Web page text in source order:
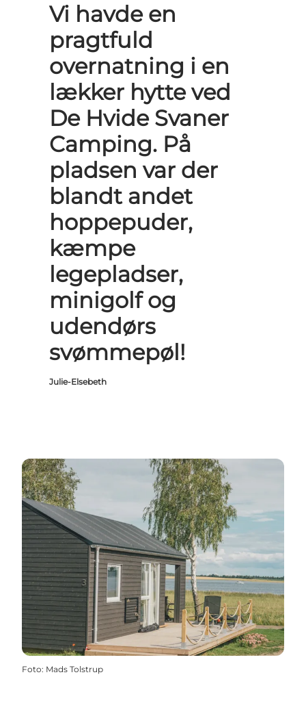
Vi havde en
pragtfuld
overnatning i en
lækker hytte ved
De Hvide Svaner
Camping. På
pladsen var der
blandt andet
hoppepuder,
kæmpe
legepladser,
minigolf og
udendørs
svømmepøl!
Julie-Elsebeth
Foto: Mads Tolstrup